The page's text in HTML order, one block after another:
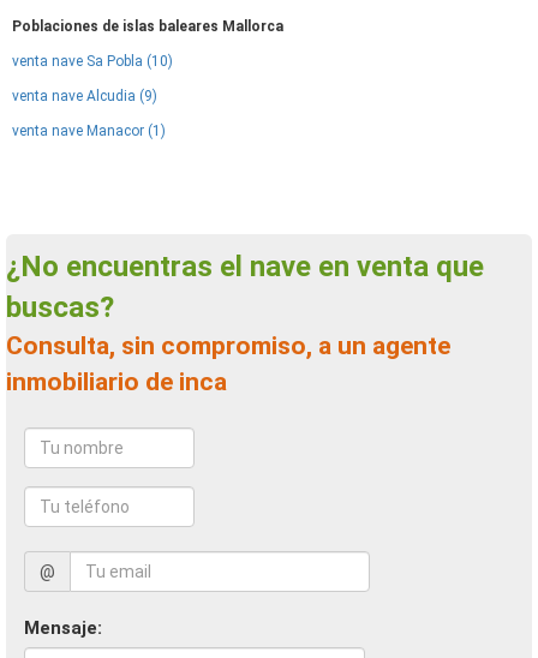
Poblaciones de islas baleares Mallorca
venta nave Sa Pobla (10)
venta nave Alcudia (9)
venta nave Manacor (1)
¿No encuentras el nave en venta que
buscas?
Consulta, sin compromiso, a un agente
inmobiliario de inca
@
Mensaje: